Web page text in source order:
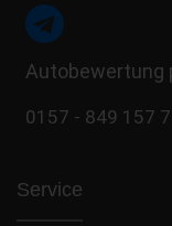
Autobewertung
0157 - 849 157
Service